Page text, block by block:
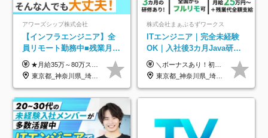
アワーズシップ株式会社
【インフラエンジニア】全
員リモート勤務中■残業月
3h■最大3ヶ月の連休あり■
年休126日■20～30代活躍
中！
★月給35万～80万スタートも可 【未経験の方】 ■月給26万～80万＋賞与年2回（年2ヶ月分） 【何かしらのインフラエンジニア経験をお持ちの方】 ■月給35万～80万＋賞与年2回（年2ヶ月分） ※スキル・経験などを考慮し決定します ※試用期間6ヶ月あり。期間中は契約社員となります。その他の待遇に差異はありません（試用期間終了後、昇給の可能性あり） ※上記金額には固定残業代（月30時間分／4万9600円～15万2600円）を含みます。超過分は別途支給いたします。 ＼頑張りはインセンティブで還元！／ クライアントに貢献度を評価され、当社のエンジニアが追加で案件に参画することになるなど、会社にとって利益になる行動はしっかり評価します。 会社の成長に貢献できていることを実感でき、「もっと頑張ろう」と思える体制づくりを整えています！
東京都_神奈川県_埼玉県_千葉県_大阪府
株式会社まぁぶるずワークス
ITエンジニア｜完全未経験
OK｜入社後3カ月Java研修
｜リモート率8割以上｜充実
のキャリア支援｜残業月10h
＼ボーナスあり！初年度から年収300万円以上／ ■月給25万円～35万円＋残業代全額支給＋各種手当＋賞与年1回 ◎経験・年齢・スキルなどを考慮し、できるだけ優遇します ◎試用期間中(3カ月)は契約社員で、月給21万円＋諸手当になります。 (試用期間中は残業が発生しません。その他の待遇に変更はありません) ----------------- ＼3つの評価軸！実力次第で早期収入アップ！／ 【1】スキル(IT理解、実装力、設計) 【2】実務力(現場評価、コミュ力、品質) 【3】姿勢(自走力、意欲、責任感) この3つの評価軸で、3カ月ごとに評価。社内グレードにより、給与が決まる明確な仕組みです。何ができれば給与が上がるのか分かりやすく、実力や努力次第で早期に収入を増やせます！ 【固定残業代について】 なし（残業代は、実際の労働時間に応じて別途全額支給）
東京都_神奈川県_埼玉県_千葉県_大阪府_愛知県_北海道_青森県_岩手県_宮城県_秋田県_山形県_福島県_茨城県_栃木県_群馬県_新潟県_山梨県_長野県_富山県_石川県_福井県_静岡県_岐阜県_三重県_兵庫県_京都府_滋賀県_奈良県_和歌山県_広島県_岡山県_鳥取県_島根県_山口県_徳島県_香川県_愛媛県_高知県_福岡県_熊本県_佐賀県_長崎県_大分県_宮崎県_鹿児島県_沖縄県